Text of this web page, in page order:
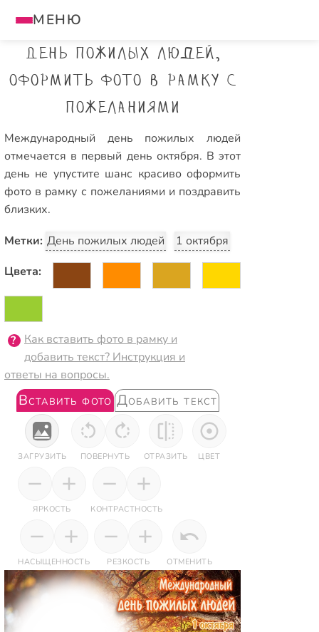
МЕНЮ
День пожилых людей,
оформить фото в рамку с
пожеланиями
Международный день пожилых людей
отмечается в первый день октября. В этот
день не упустите шанс красиво оформить
фото в рамку с пожеланиями и поздравить
близких.
Метки: День пожилых людей
1 октября
Цвета:
Как вставить фото в рамку и
добавить текст? Инструкция и
ответы на вопросы.
Вставить фото Добавить текст
ЗАГРУЗИТЬ ПОВЕРНУТЬ ОТРАЗИТЬ ЦВЕТ
ЯРКОСТЬ КОНТРАСТНОСТЬ
НАСЫЩЕННОСТЬ РЕЗКОСТЬ ОТМЕНИТЬ